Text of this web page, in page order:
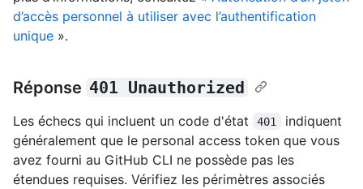
d’accès personnel à utiliser avec l’authentification
unique ».
Réponse 401 Unauthorized
Les échecs qui incluent un code d'état 401
indiquent
généralement que le personal access token que vous
avez fourni au GitHub CLI ne possède pas les
étendues requises. Vérifiez les périmètres associés